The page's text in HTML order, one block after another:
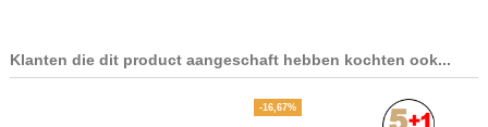
Klanten die dit product aangeschaft hebben kochten ook...
-16,67%